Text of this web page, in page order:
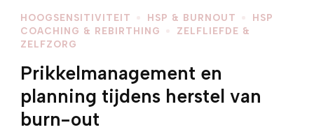
HOOGSENSITIVITEIT HSP & BURNOUT
HSP
COACHING & REBIRTHING
ZELFLIEFDE &
ZELFZORG
Prikkelmanagement en
planning tijdens herstel van
burn-out